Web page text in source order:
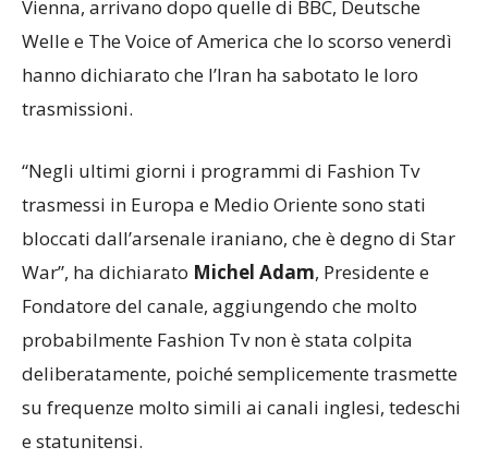
Vienna, arrivano dopo quelle di BBC, Deutsche
Welle e The Voice of America che lo scorso venerdì
hanno dichiarato che l’Iran ha sabotato le loro
trasmissioni.
“Negli ultimi giorni i programmi di Fashion Tv
trasmessi in Europa e Medio Oriente sono stati
bloccati dall’arsenale iraniano, che è degno di Star
War”, ha dichiarato Michel Adam, Presidente e
Fondatore del canale, aggiungendo che molto
probabilmente Fashion Tv non è stata colpita
deliberatamente, poiché semplicemente trasmette
su frequenze molto simili ai canali inglesi, tedeschi
e statunitensi.